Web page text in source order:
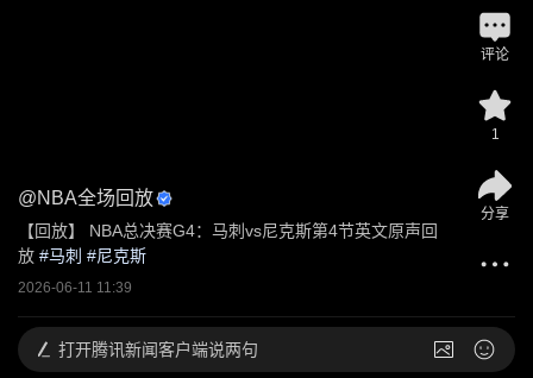
@NBA全场回放
【回放】 NBA总决赛G4：马刺vs尼克斯第4节英文原声回
放 #马刺 #尼克斯
2026-06-11 11:39
评论
1
分享
打开腾讯新闻客户端说两句